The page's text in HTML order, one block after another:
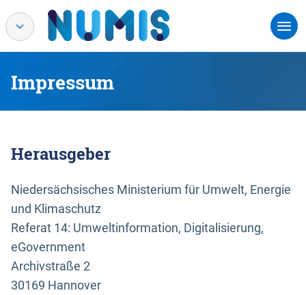
Impressum
Herausgeber
Niedersächsisches Ministerium für Umwelt, Energie
und Klimaschutz
Referat 14: Umweltinformation, Digitalisierung,
eGovernment
Archivstraße 2
30169 Hannover